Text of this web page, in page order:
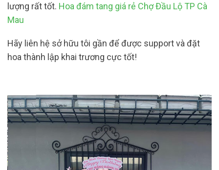
lượng rất tốt. Hoa đám tang giá rẻ Chợ Đầu Lộ TP Cà
Mau
Hãy liên hệ sở hữu tôi gần để được support và đặt
hoa thành lập khai trương cực tốt!